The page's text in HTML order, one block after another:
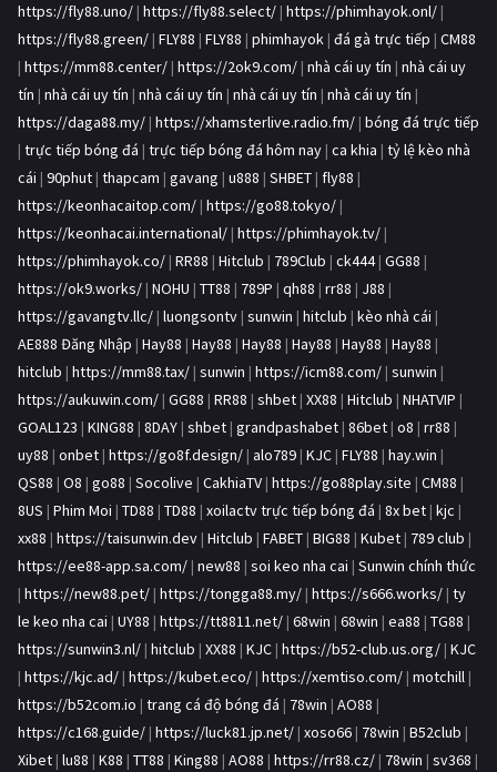
https://fly88.uno/ | https://fly88.select/ | https://phimhayok.onl/ |
https://fly88.green/ | FLY88 | FLY88 | phimhayok | đá gà trực tiếp | CM88
| https://mm88.center/ | https://2ok9.com/ | nhà cái uy tín | nhà cái uy
tín | nhà cái uy tín | nhà cái uy tín | nhà cái uy tín | nhà cái uy tín |
https://daga88.my/ | https://xhamsterlive.radio.fm/ | bóng đá trực tiếp
| trực tiếp bóng đá | trực tiếp bóng đá hôm nay | ca khia | tỷ lệ kèo nhà
cái | 90phut | thapcam | gavang | u888 | SHBET | fly88 |
https://keonhacaitop.com/ | https://go88.tokyo/ |
https://keonhacai.international/ | https://phimhayok.tv/ |
https://phimhayok.co/ | RR88 | Hitclub | 789Club | ck444| GG88 |
https://ok9.works/ | NOHU | TT88 | 789P | qh88 | rr88 | J88 |
https://gavangtv.llc/ | luongsontv | sunwin | hitclub | kèo nhà cái |
AE888 Đăng Nhập | Hay88 | Hay88 | Hay88 | Hay88 | Hay88 | Hay88 |
hitclub | https://mm88.tax/ | sunwin | https://icm88.com/ | sunwin |
https://aukuwin.com/ | GG88 | RR88 | shbet | XX88 | Hitclub | NHATVIP |
GOAL123 | KING88 | 8DAY | shbet | grandpashabet | 86bet | o8 | rr88 |
uy88 | onbet | https://go8f.design/ | alo789 | KJC | FLY88 | hay.win |
QS88 | O8 | go88 | Socolive | CakhiaTV | https://go88play.site | CM88 |
8US | Phim Moi | TD88 | TD88 | xoilactv trực tiếp bóng đá | 8x bet | kjc |
xx88 | https://taisunwin.dev | Hitclub | FABET | BIG88 | Kubet | 789 club |
https://ee88-app.sa.com/ | new88 | soi keo nha cai | Sunwin chính thức
| https://new88.pet/ | https://tongga88.my/ | https://s666.works/ | ty
le keo nha cai | UY88 | https://tt8811.net/ | 68win | 68win | ea88 | TG88 |
https://sunwin3.nl/ | hitclub | XX88 | KJC | https://b52-club.us.org/ | KJC
| https://kjc.ad/ | https://kubet.eco/ | https://xemtiso.com/ | motchill |
https://b52com.io | trang cá độ bóng đá | 78win | AO88 |
https://c168.guide/ | https://luck81.jp.net/ | xoso66 | 78win | B52club |
Xibet | lu88 | K88 | TT88 | King88 | AO88 | https://rr88.cz/ | 78win | sv368 |